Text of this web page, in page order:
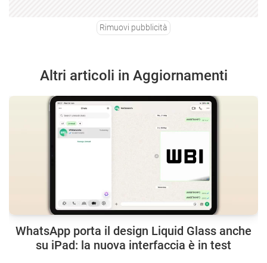
Rimuovi pubblicità
Altri articoli in Aggiornamenti
WhatsApp porta il design Liquid Glass anche
su iPad: la nuova interfaccia è in test